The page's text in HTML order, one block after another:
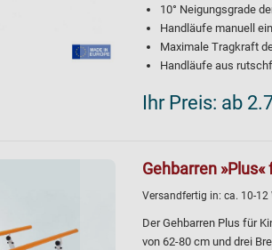
10° Neigungsgrade
Handläufe manuell
Maximale Tragkraft
Handläufe aus
Ihr Preis: ab
Gehbarren
Versandfertig in: ca. 10-12
Der Gehbarren Plus für
von 62-80 cm und drei